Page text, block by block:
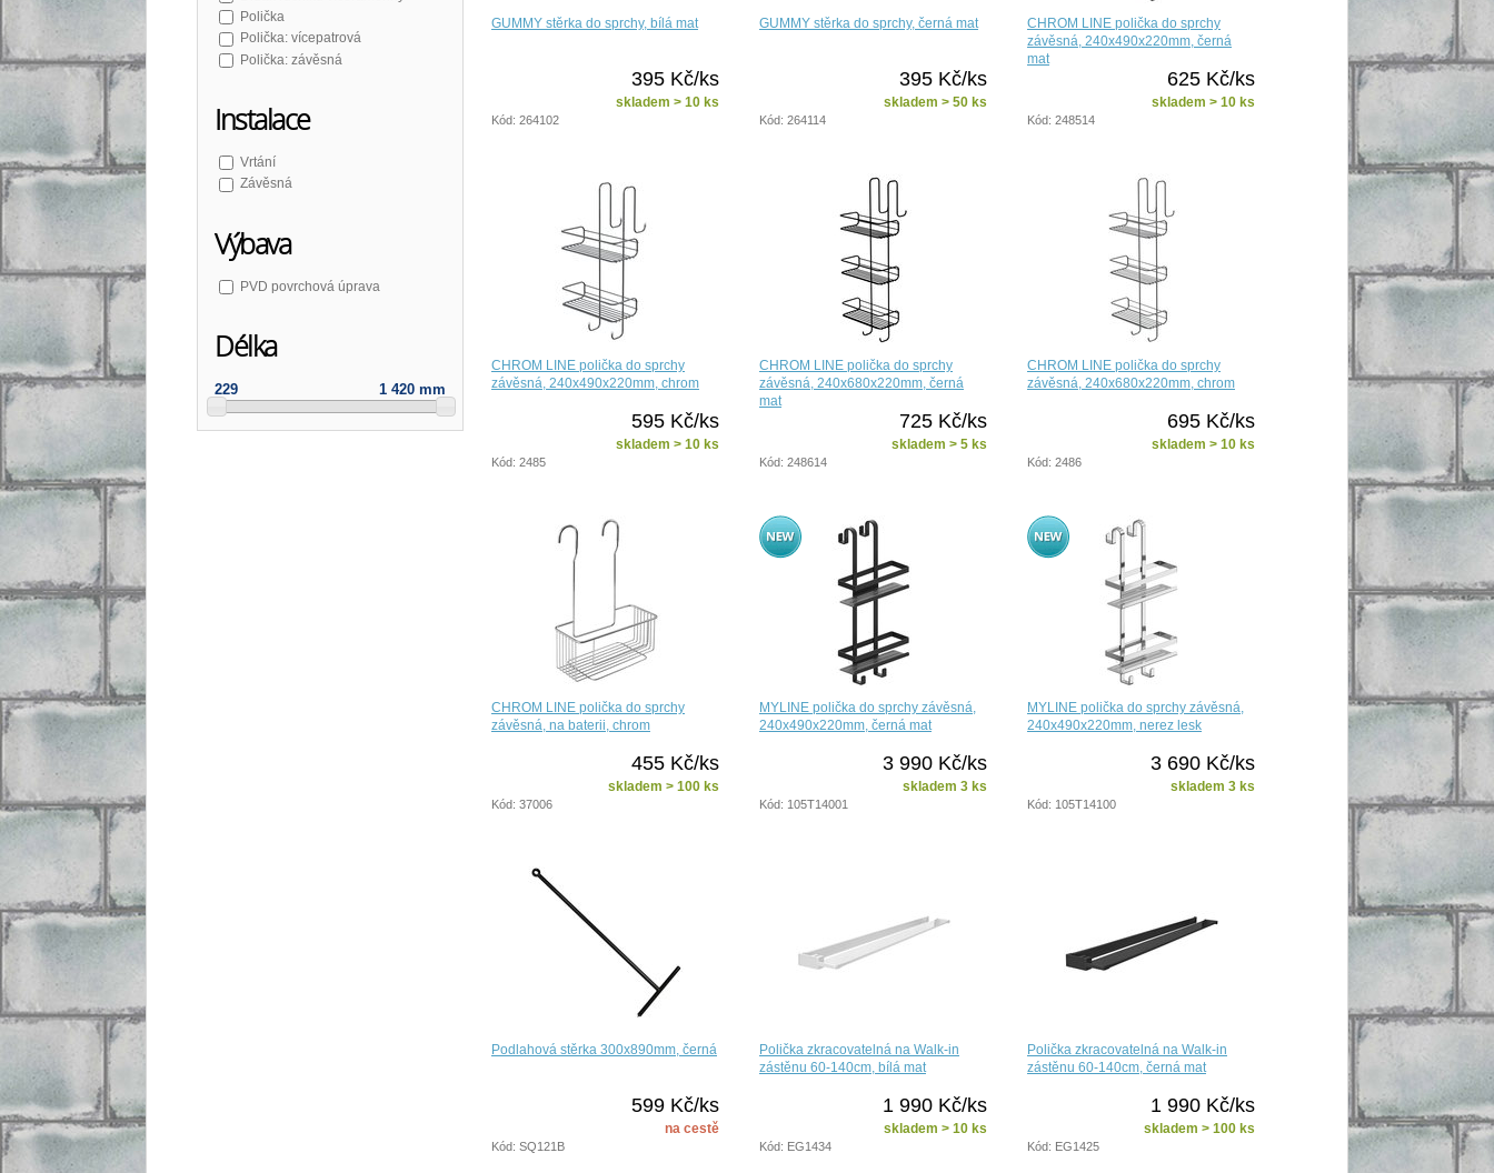
Polička
Polička: vícepatrová
Polička: závěsná
Instalace
Vrtání
Závěsná
Výbava
PVD povrchová úprava
Délka
229 1 420 mm
GUMMY stěrka do sprchy, bílá mat
395 Kč/ks
skladem > 10 ks
Kód: 264102
GUMMY stěrka do sprchy, černá mat
395 Kč/ks
skladem > 50 ks
Kód: 264114
CHROM LINE polička do sprchy
závěsná, 240x490x220mm, černá
mat
625 Kč/ks
skladem > 10 ks
Kód: 248514
CHROM LINE polička do sprchy
závěsná, 240x490x220mm, chrom
595 Kč/ks
skladem > 10 ks
Kód: 2485
CHROM LINE polička do sprchy
závěsná, 240x680x220mm, černá
mat
725 Kč/ks
skladem > 5 ks
Kód: 248614
CHROM LINE polička do sprchy
závěsná, 240x680x220mm, chrom
695 Kč/ks
skladem > 10 ks
Kód: 2486
CHROM LINE polička do sprchy
závěsná, na baterii, chrom
455 Kč/ks
skladem > 100 ks
Kód: 37006
MYLINE polička do sprchy závěsná,
240x490x220mm, černá mat
3 990 Kč/ks
skladem 3 ks
Kód: 105T14001
MYLINE polička do sprchy závěsná,
240x490x220mm, nerez lesk
3 690 Kč/ks
skladem 3 ks
Kód: 105T14100
Podlahová stěrka 300x890mm, černá
599 Kč/ks
na cestě
Kód: SQ121B
Polička zkracovatelná na Walk-in
zástěnu 60-140cm, bílá mat
1 990 Kč/ks
skladem > 10 ks
Kód: EG1434
Polička zkracovatelná na Walk-in
zástěnu 60-140cm, černá mat
1 990 Kč/ks
skladem > 100 ks
Kód: EG1425